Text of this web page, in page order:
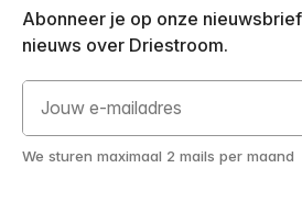
Abonneer je op onze
nieuws over Driestroom.
We sturen maximaal 2 mails per maand